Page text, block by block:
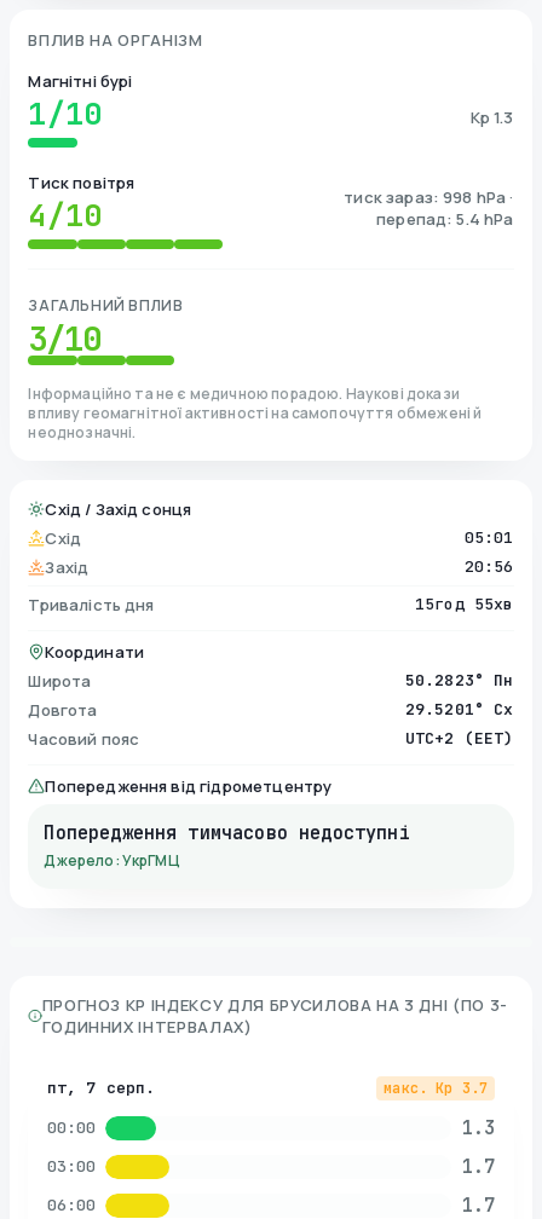
ВПЛИВ НА ОРГАНІЗМ
Магнітні бурі
1/10 Kp 1.3
Тиск повітря
4/10
тиск зараз: 998 hPa ·
перепад: 5.4 hPa
ЗАГАЛЬНИЙ ВПЛИВ
3/10
Інформаційно та не є медичною порадою. Наукові докази
впливу геомагнітної активності на самопочуття обмежені й
неоднозначні.
Схід / Захід сонця
Схід
05:01
Захід 20:56
Тривалість дня 15год 55хв
Координати
Широта
50.2823° Пн
Довгота 29.5201° Сх
Часовий пояс UTC+2 (EET)
Попередження від гідрометцентру
Попередження тимчасово недоступні
Джерело: УкрГМЦ
ПРОГНОЗ KP ІНДЕКСУ ДЛЯ БРУСИЛОВА НА 3 ДНІ (ПО 3-
ГОДИННИХ ІНТЕРВАЛАХ)
пт, 7 серп. макс. Kp 3.7
00:00 1.3
03:00 1.7
06:00 1.7